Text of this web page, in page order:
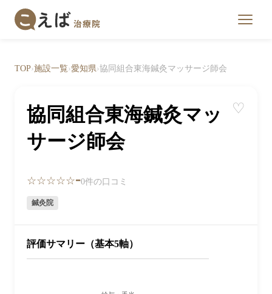
TOP›施設一覧›愛知県›協同組合東海鍼灸マッサージ師会
協同組合東海鍼灸マッ
サージ師会
♡
☆☆☆☆☆-0件の口コミ
鍼灸院
評価サマリー（基本5軸）